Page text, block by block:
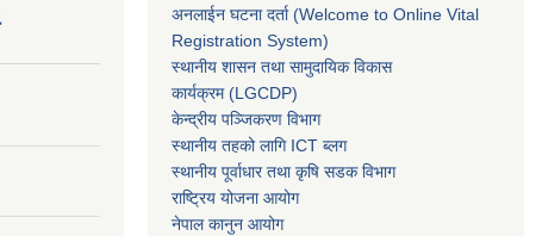
अनलाईन घटना दर्ता (Welcome to Online Vital
Registration System)
स्थानीय शासन तथा सामुदायिक विकास
कार्यक्रम (LGCDP)
केन्द्रीय पञ्जिकरण विभाग
स्थानीय तहको लागि ICT ब्लग
स्थानीय पूर्वाधार तथा कृषि सडक विभाग
राष्ट्रिय योजना आयोग
नेपाल कानुन आयोग